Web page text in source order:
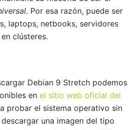
. Por esa razón, puede ser
laptops, netbooks, servidores
clústeres.
Debian 9 Stretch podemos
en el sitio web oficial del
probar el sistema operativo sin
una imagen del tipo